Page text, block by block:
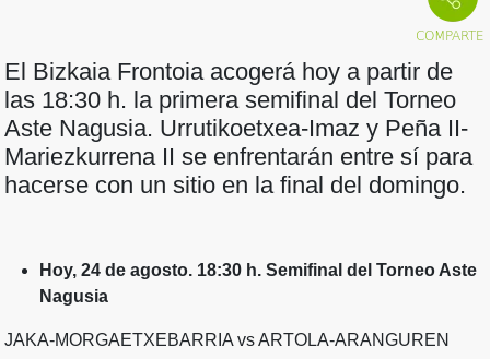
El Bizkaia Frontoia acogerá hoy a partir de
las 18:30 h. la primera semifinal del Torneo
Aste Nagusia. Urrutikoetxea-Imaz y Peña II-
Mariezkurrena II se enfrentarán entre sí para
hacerse con un sitio en la final del domingo.
Hoy, 24 de agosto. 18:30 h. Semifinal del Torneo Aste
Nagusia
JAKA-MORGAETXEBARRIA vs ARTOLA-ARANGUREN